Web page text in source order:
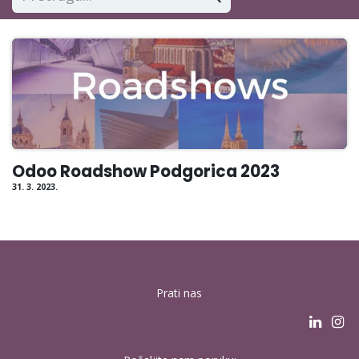
Odoo Roadshow Podgorica 2023
31. 3. 2023.
Prati nas